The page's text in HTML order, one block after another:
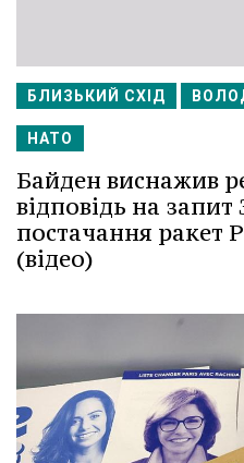
БЛИЗЬКИЙ СХІД
НАТО
Байден виснажив
відповідь на
постачання ракет
(відео)